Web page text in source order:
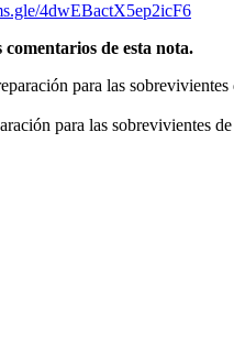
4dwEBactX5ep2icF6
de esta nota.
para las sobrevivientes